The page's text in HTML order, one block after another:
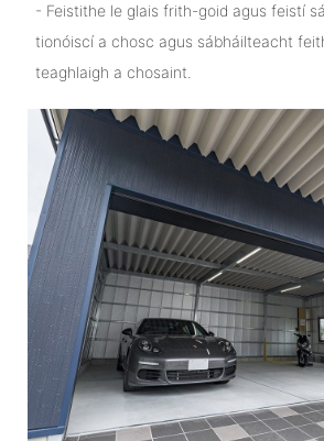
- Feistithe le glais frith-goid agus feistí
tionóiscí a chosc agus sábháilteacht
teaghlaigh a chosaint.